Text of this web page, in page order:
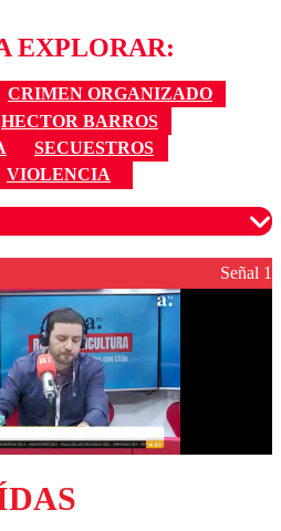
EXPLORAR:
CRIMEN ORGANIZADO
HECTOR BARROS
SECUESTROS
VIOLENCIA
para garantizar un
respetuoso.
Señal 1